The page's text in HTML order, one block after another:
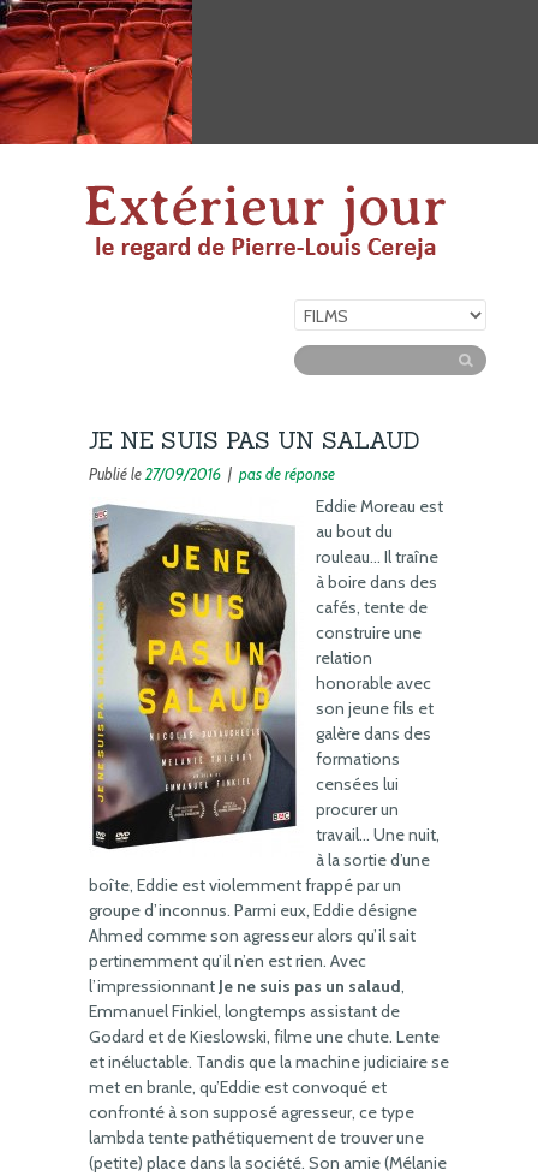
JE NE SUIS PAS UN SALAUD
Publié le27/09/2016 | pas de réponse
Eddie Moreau est
au bout du
rouleau… Il traîne
à boire dans des
cafés, tente de
construire une
relation
honorable avec
son jeune fils et
galère dans des
formations
censées lui
procurer un
travail… Une nuit,
à la sortie d’une
boîte, Eddie est violemment frappé par un
groupe d’inconnus. Parmi eux, Eddie désigne
Ahmed comme son agresseur alors qu’il sait
pertinemment qu’il n’en est rien. Avec
l’impressionnant Je ne suis pas un salaud,
Emmanuel Finkiel, longtemps assistant de
Godard et de Kieslowski, filme une chute. Lente
et inéluctable. Tandis que la machine judiciaire se
met en branle, qu’Eddie est convoqué et
confronté à son supposé agresseur, ce type
lambda tente pathétiquement de trouver une
(petite) place dans la société. Son amie (Mélanie